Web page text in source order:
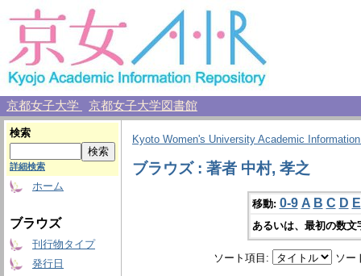
京都女子大学 京都女子大学図書館
検索
詳細検索
ホーム
ブラウズ
刊行物タイプ
発行日
Kyoto Women's University Academic
ブラウズ : 著者 中村, 孝之
移動: 0-9 A B C D E
あるいは、最初の数
ソート項目: ソー